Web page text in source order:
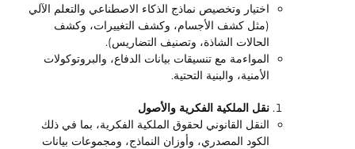
اختيار وتخصيص نماذج الذكاء الاصطناعي والتعلم الآلي
(مثل كشف الأجسام، وكشف التغييرات، وكشف
الحالات الشاذة، وتصنيف التضاريس).
المواءمة مع تنسيقات بيانات الدفاع، والبروتوكولات
الأمنية، والبنية التحتية.
نقل الملكية الفكرية والأصول
النقل القانوني لحقوق الملكية الفكرية، بما في ذلك
الكود المصدري، وأوزان النماذج، ومجموعات بيانات